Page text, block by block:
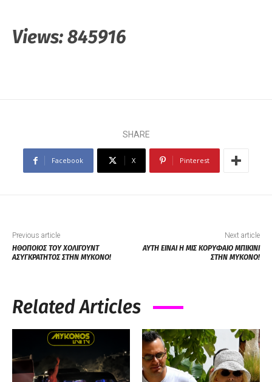
Views:845916
SHARE
Facebook X Pinterest
Previous article
ΗΘΟΠΟΙΟΣ ΤΟΥ ΧΟΛΙΓΟΥΝΤ
ΑΣΥΓΚΡΑΤΗΤΟΣ ΣΤΗΝ ΜΥΚΟΝΟ!
Next article
ΑΥΤΗ ΕΙΝΑΙ Η ΜΙΣ ΚΟΡΥΦΑΙΟ ΜΠΙΚΙΝΙ
ΣΤΗΝ ΜΥΚΟΝΟ!
Related Articles